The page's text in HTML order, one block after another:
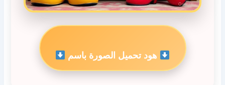
هود تحميل الصورة باسم